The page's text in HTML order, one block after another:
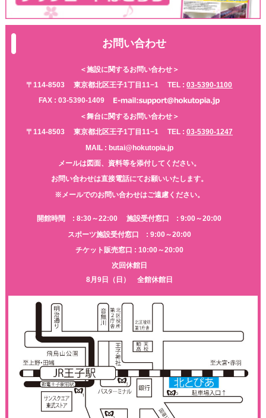
お問い合わせ
＜施設に関するお問い合わせ＞
〒114-8503
東京都北区王子1丁目11−1 TEL :03-5390-1100
FAX : 03-5390-1409
＜舞台に関するお問い合わせ＞
〒114-8503
東京都北区王子1丁目11−1 TEL : 03-5390-1247
MAIL : butai@hokutopia.jp
メールは図面、資料等を添付してください。
お問い合わせは直接電話にてお願いいたします。
※メールでのお問い合わせはご遠慮ください。
開館時間 : 8:30～22:00
施設受付窓口 : 9:00～20:00
スポーツ施設受付窓口 : 9:00～20:00
チケット販売窓口 : 10:00～20:00
次回休館日
8月9日（日） 全館休館日